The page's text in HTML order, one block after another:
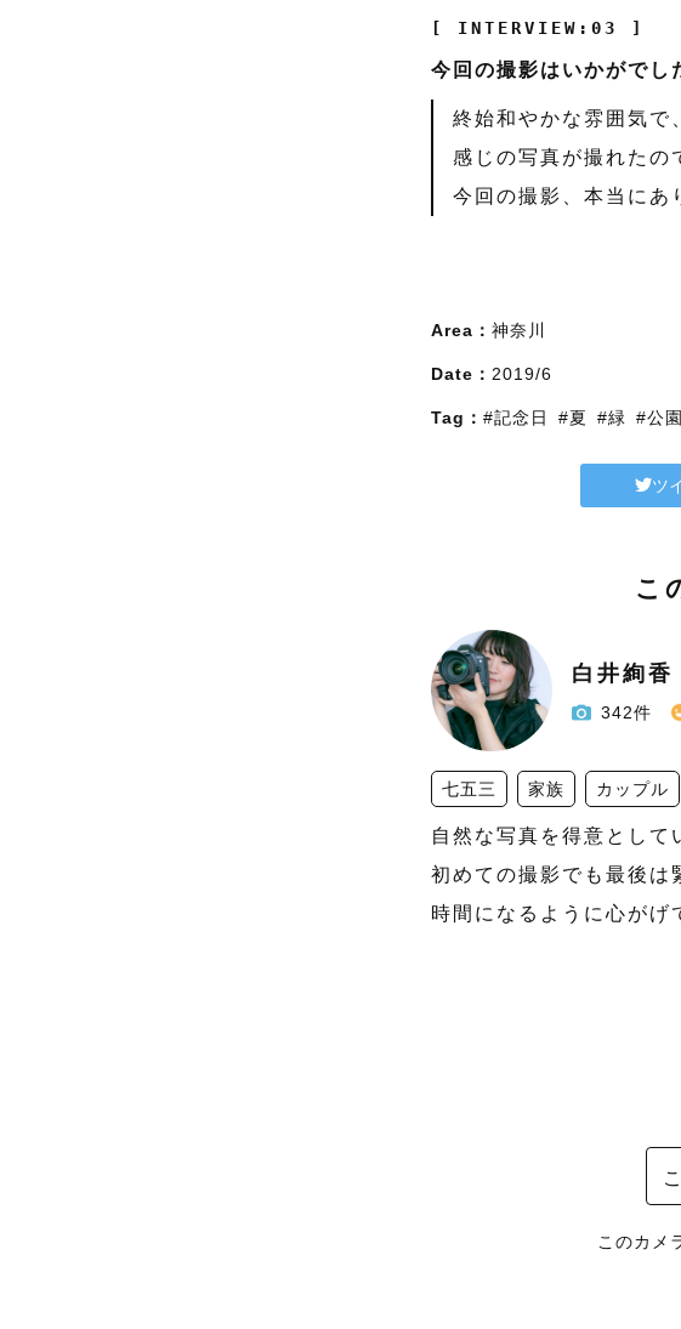
[ INTERVIEW:03 ]
今回の撮影はいかがでし
終始和やかな雰囲気で
感じの写真が撮れたの
今回の撮影、本当にあ
Area： 神奈川
Date： 2019/6
Tag： #記念日 #夏 #緑 #公園
ツ
こ
白井絢香
342件
七五三 家族 カップル
自然な写真を得意として
初めての撮影でも最後は
時間になるように心がげ
このカメ